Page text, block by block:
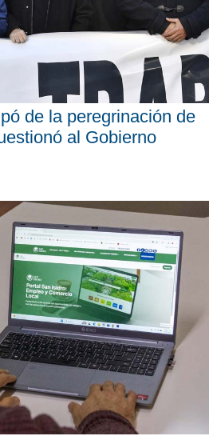
de la peregrinación de
al Gobierno